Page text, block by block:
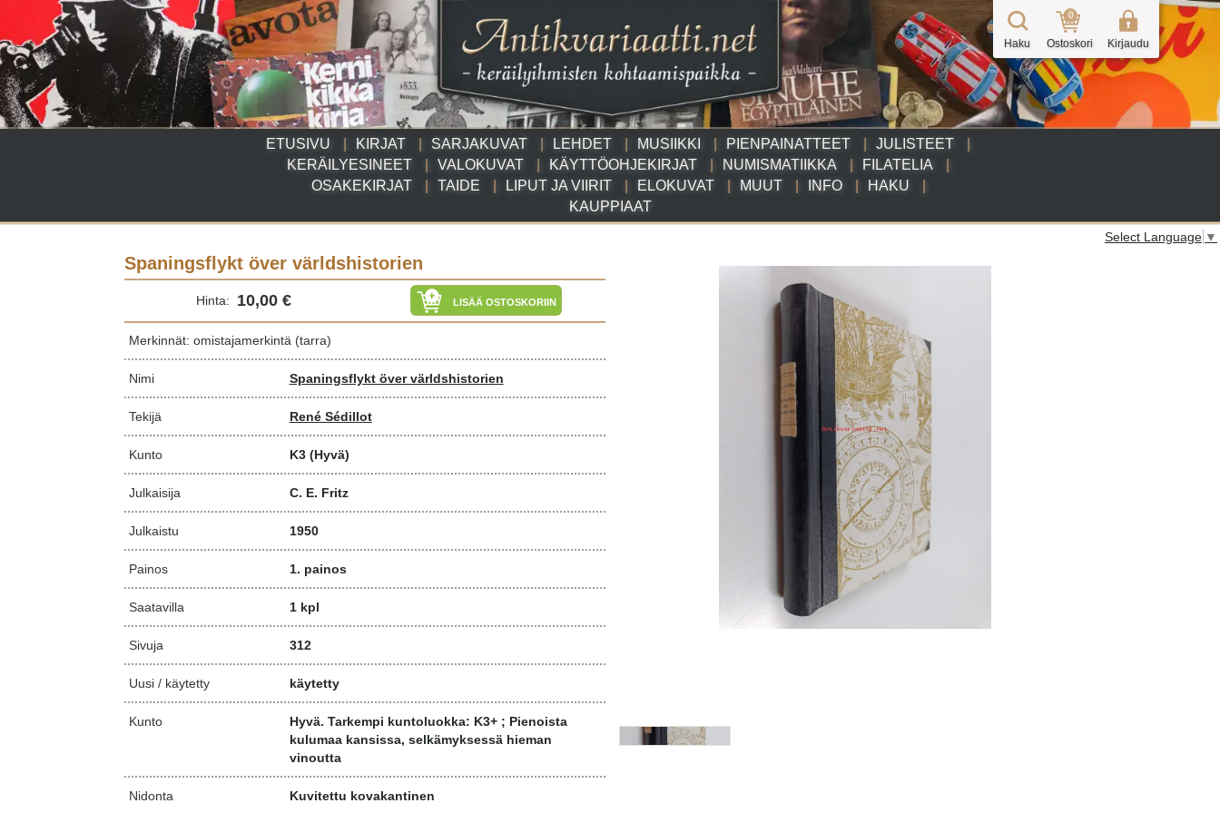
ETUSIVU KIRJAT SARJAKUVAT LEHDET MUSIIKKI PIENPAINATTEET
JULISTEET
KERÄILYESINEET
VALOKUVAT KÄYTTÖOHJEKIRJAT NUMISMATIIKKA
FILATELIA
OSAKEKIRJAT
TAIDE LIPUT JA VIIRIT ELOKUVAT MUUT INFO
HAKU
KAUPPIAAT
Haku
0
Ostoskori Kirjaudu
Select Language ▼
Spaningsflykt över världshistorien
Hinta: 10,00 € LISÄÄ OSTOSKORIIN
Merkinnät: omistajamerkintä (tarra)
Nimi Spaningsflykt över världshistorien
Tekijä René Sédillot
Kunto K3 (Hyvä)
Julkaisija C. E. Fritz
Julkaistu 1950
Painos 1. painos
Saatavilla 1 kpl
Sivuja 312
Uusi / käytetty käytetty
Kunto
Hyvä. Tarkempi kuntoluokka: K3+ ; Pienoista
kulumaa kansissa, selkämyksessä hieman
vinoutta
Nidonta Kuvitettu kovakantinen